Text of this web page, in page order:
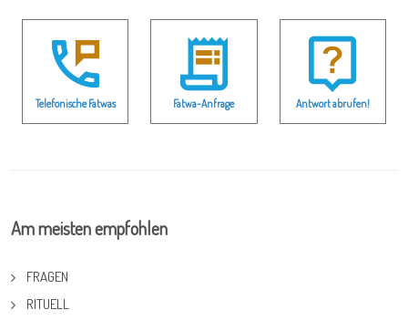
Telefonische Fatwas Fatwa-Anfrage Antwort abrufen!
Am meisten empfohlen
FRAGEN
RITUELL